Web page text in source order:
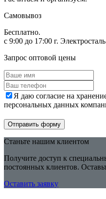
Самовывоз
Бесплатно.
с 9:00 до 17:00 г. Электросталь
Запрос оптовой цены
Я даю согласие на
персональных данных
Отправить форму
Станьте нашим клиентом
Получите доступ к
постоянных клиентов.
Оставить заявку